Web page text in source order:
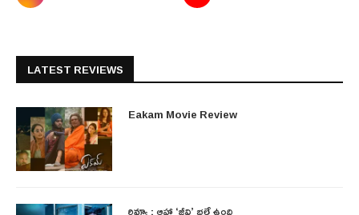
LATEST REVIEWS
Eakam Movie Review